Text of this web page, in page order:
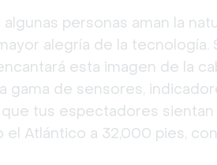
personas aman la
alegría de la tecnología.
esta imagen de la
gama de sensores,
tus espectadores sientan
el Atlántico a 32,000 pies,